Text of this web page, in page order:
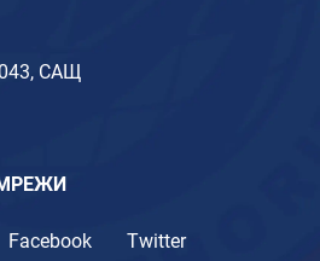
САЩ
Facebook
Twitter